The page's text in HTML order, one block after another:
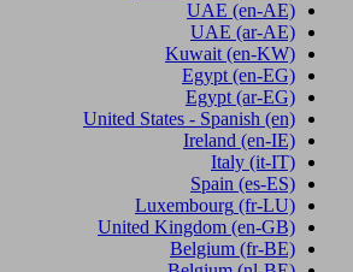
UAE (en-AE)
UAE (ar-AE)
Kuwait (en-KW)
Egypt (en-EG)
Egypt (ar-EG)
United States - Spanish (en)
Ireland (en-IE)
Italy (it-IT)
Spain (es-ES)
Luxembourg (fr-LU)
United Kingdom (en-GB)
Belgium (fr-BE)